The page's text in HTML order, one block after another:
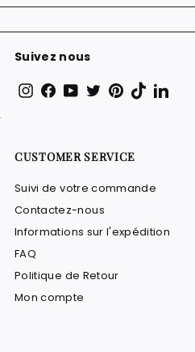
Suivez nous
Instagram
Facebook
YouTubeTwitterPinterest
TikTok
CUSTOMER SERVICE
Suivi de votre commande
Contactez-nous
Informations sur l'expédition
FAQ
Politique de Retour
Mon compte